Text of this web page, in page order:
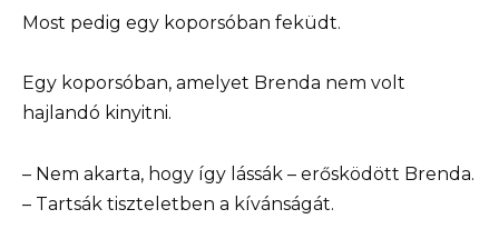
Most pedig egy koporsóban feküdt.
Egy koporsóban, amelyet Brenda nem volt
hajlandó kinyitni.
– Nem akarta, hogy így lássák – erősködött Brenda.
– Tartsák tiszteletben a kívánságát.